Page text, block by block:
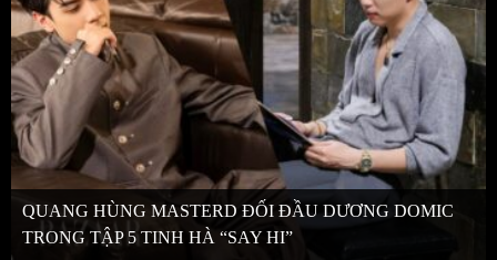
QUANG HÙNG MASTERD ĐỐI ĐẦU DƯƠNG DOMIC
TRONG TẬP 5 TINH HÀ “SAY HI”